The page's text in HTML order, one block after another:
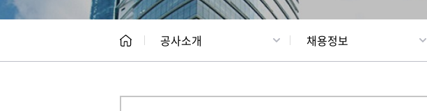
공사소개 채용정보